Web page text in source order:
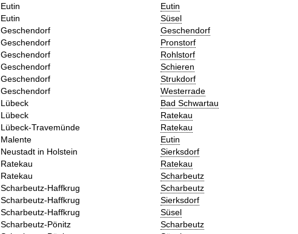
Eutin
Eutin
Eutin
Süsel
Geschendorf
Geschendorf
Geschendorf
Pronstorf
Geschendorf
Rohlstorf
Geschendorf
Schieren
Geschendorf
Strukdorf
Geschendorf
Westerrade
Lübeck
Bad Schwartau
Lübeck
Ratekau
Lübeck-Travemünde
Ratekau
Malente
Eutin
Neustadt in Holstein
Sierksdorf
Ratekau
Ratekau
Ratekau
Scharbeutz
Scharbeutz-Haffkrug
Scharbeutz
Scharbeutz-Haffkrug
Sierksdorf
Scharbeutz-Haffkrug
Süsel
Scharbeutz-Pönitz
Scharbeutz